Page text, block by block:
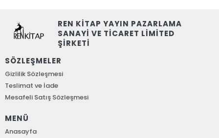
REN KİTAP YAYIN PAZARLAMA
SANAYİ VE TİCARET LİMİTED
ŞİRKETİ
SÖZLEŞMELER
Gizlilik Sözleşmesi
Teslimat ve İade
Mesafeli Satış Sözleşmesi
MENÜ
Anasayfa